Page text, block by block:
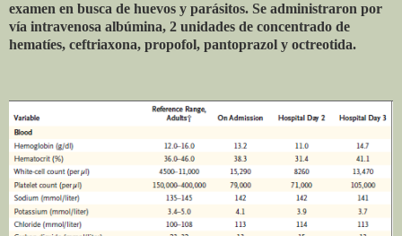
examen en busca de huevos y parásitos. Se administraron por
vía intravenosa albúmina, 2 unidades de concentrado de
hematíes, ceftriaxona, propofol, pantoprazol y octreotida.